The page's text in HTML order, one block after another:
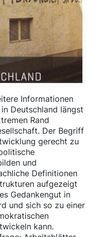
Informationen
Deutschland längst
Rand
Der Begriff
gerecht zu
und
Definitionen
aufgezeigt
Gedankengut in
und sich so zu einer
kann.